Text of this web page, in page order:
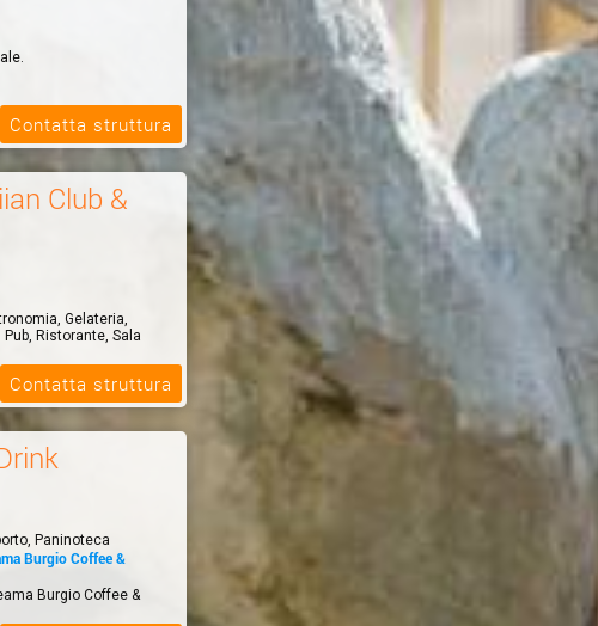
Contatta struttura
Club &
Gelateria,
Ristorante, Sala
Tex mex
Contatta struttura
Paninoteca
Burgio Coffee &
Burgio Coffee &